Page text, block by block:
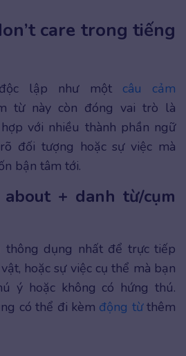
care trong tiếng
lập như một câu cảm
từ này còn đóng vai trò là
với nhiều thành phần ngữ
đối tượng hoặc sự việc mà
bận tâm tới.
+ danh từ/cụm
thông dụng nhất để trực tiếp
hoặc sự việc cụ thể mà bạn
ý hoặc không có hứng thú.
có thể đi kèm động từthêm